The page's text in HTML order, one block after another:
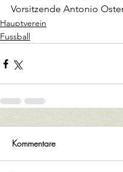
Vorsitzende Antonio
Hauptverein
Fussball
Kommentare